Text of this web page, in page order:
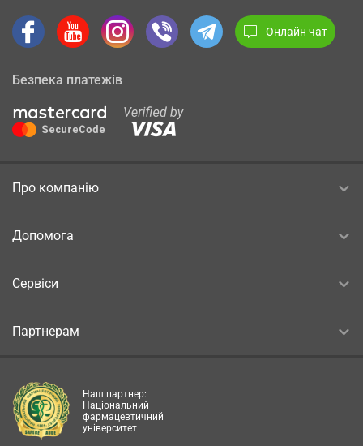
Онлайн чат
Безпека платежів
Про компанію
Допомога
Сервіси
Партнерам
Наш партнер:
Національний
фармацевтичний
університет